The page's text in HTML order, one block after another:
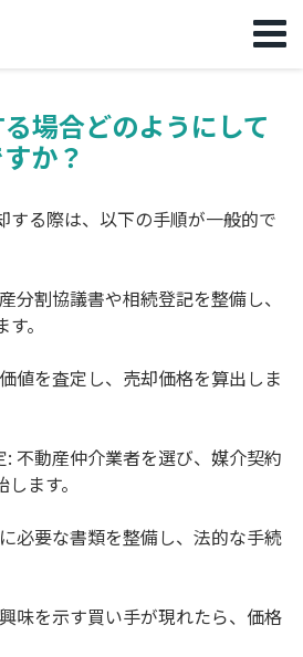
場合どのようにして
か？
する際は、以下の手順が一般的で
分割協議書や相続登記を整備し、
。
値を査定し、売却価格を算出しま
不動産仲介業者を選び、媒介契約
ます。
必要な書類を整備し、法的な手続
味を示す買い手が現れたら、価格